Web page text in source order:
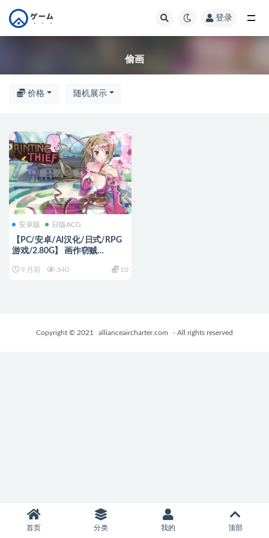
登录
偷画
价格 随机展示
安卓版 日版ACG
【PC/安卓/AI汉化/日式/RPG
游戏/2.80G】 画作窃贼
AI汉化步兵版+存档+PC+安卓
9 月前 340 10
Copyright © 2021 allianceaircharter.com - All rights reserved
首页 分类 我的 顶部